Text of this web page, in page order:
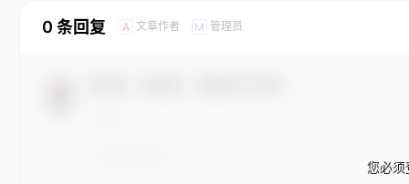
0 条回复 A 文章作者 M 管理员
您必须